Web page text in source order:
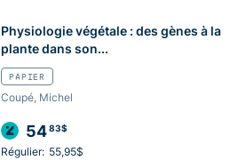
Physiologie végétale : des gènes à la
plante dans son...
PAPIER
Coupé, Michel
5483$
Régulier: 55,95$